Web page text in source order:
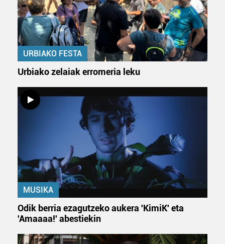
URBIAKO FESTA
Urbiako zelaiak erromeria leku
MUSIKA
Odik berria ezagutzeko aukera 'KimiK' eta
'Amaaaa!' abestiekin